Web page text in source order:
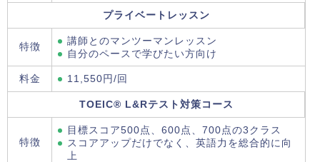
プライベートレッスン
特徴
講師とのマンツーマンレッスン
自分のペースで学びたい方向け
料金 11,550円/回
TOEIC® L&Rテスト対策コース
特徴
目標スコア500点、600点、700点の3クラス
スコアアップだけでなく、英語力を総合的に向
上